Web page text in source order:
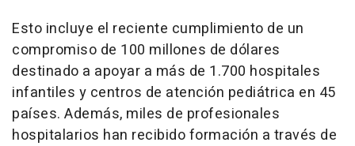
Esto incluye el reciente cumplimiento de un
compromiso de 100 millones de dólares
destinado a apoyar a más de 1.700 hospitales
infantiles y centros de atención pediátrica en 45
países. Además, miles de profesionales
hospitalarios han recibido formación a través de